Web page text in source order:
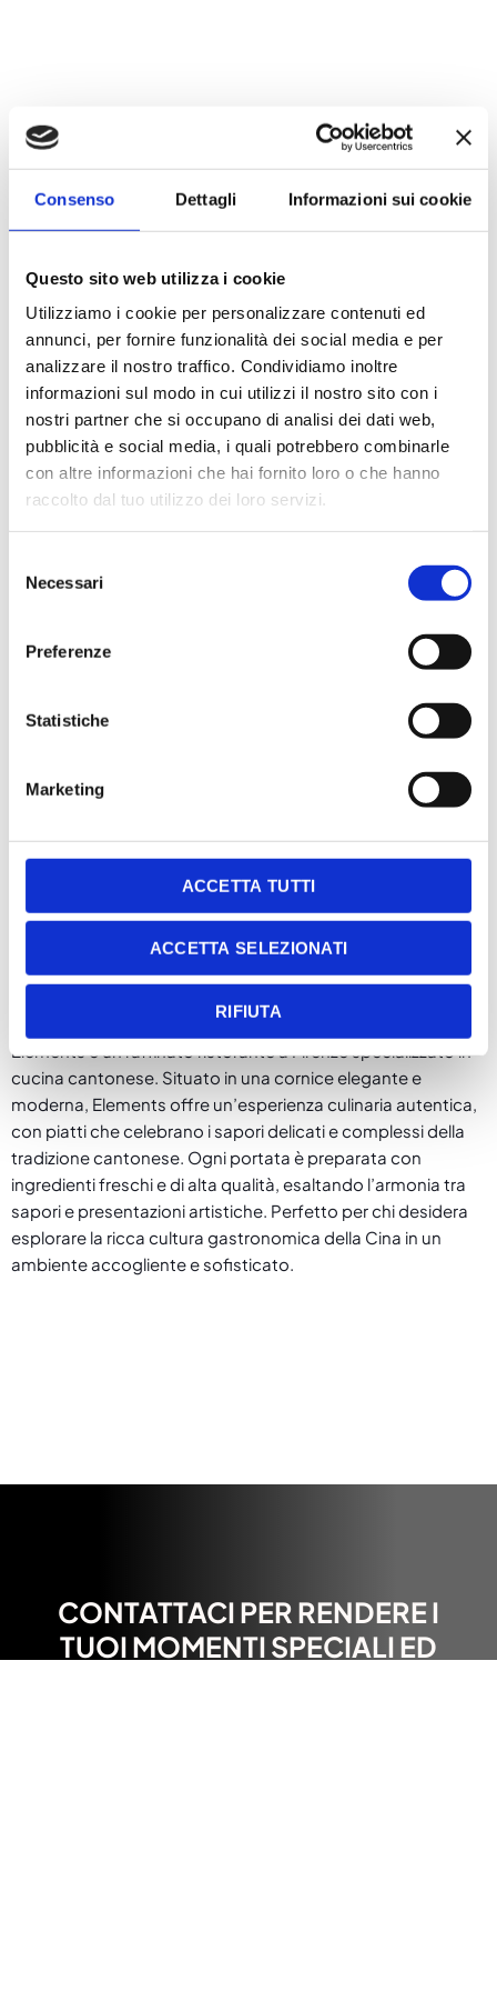
Consenso Dettagli Informazioni sui cookie
Questo sito web utilizza i cookie
Utilizziamo i cookie per personalizzare contenuti ed
annunci, per fornire funzionalità dei social media e per
analizzare il nostro traffico. Condividiamo inoltre
informazioni sul modo in cui utilizzi il nostro sito con i
nostri partner che si occupano di analisi dei dati web,
pubblicità e social media, i quali potrebbero combinarle
con altre informazioni che hai fornito loro o che hanno
raccolto dal tuo utilizzo dei loro servizi.
delNecessari
Preferenze
Statistiche
Marketing
ACCETTA TUTTI
ACCETTA SELEZIONATI
RIFIUTA
ELEMENTS
Elements è un raffinato ristorante a Firenze specializzato in
cucina cantonese. Situato in una cornice elegante e
moderna, Elements offre un’esperienza culinaria autentica,
con piatti che celebrano i sapori delicati e complessi della
tradizione cantonese. Ogni portata è preparata con
ingredienti freschi e di alta qualità, esaltando l’armonia tra
sapori e presentazioni artistiche. Perfetto per chi desidera
esplorare la ricca cultura gastronomica della Cina in un
ambiente accogliente e sofisticato.
CONTATTACI PER RENDERE I
TUOI MOMENTI SPECIALI ED